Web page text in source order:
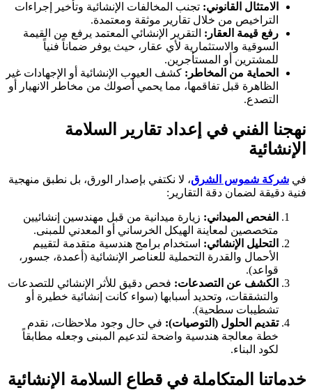
الامتثال القانوني: تجنب المخالفات الإنشائية وتأخير إجراءات
التراخيص من خلال تقارير موثقة ومعتمدة.
رفع قيمة العقار: التقرير الإنشائي المعتمد يرفع من القيمة
السوقية والاستثمارية لأي عقار، حيث يوفر ضماناً فنياً
للمشترين أو المستأجرين.
الحماية من المخاطر: كشف العيوب الإنشائية أو الإجهادات غير
الظاهرة قبل تفاقمها، مما يحمي أصولك من مخاطر الانهيار أو
التصدع.
نهجنا الفني في إعداد تقارير السلامة
الإنشائية
في شركة شموس الشرق، لا نكتفي بإصدار الورق، بل نطبق منهجية
فنية دقيقة لضمان دقة التقارير:
الفحص الميداني: زيارة ميدانية من قبل مهندسين إنشائيين
متخصصين لمعاينة الهيكل الخرساني أو المعدني للمبنى.
التحليل الإنشائي: استخدام برامج هندسية متقدمة لتقييم
الأحمال والقدرة التحملية للعناصر الإنشائية (أعمدة، جسور،
قواعد).
الكشف عن التصدعات: فحص دقيق للأثر الإنشائي للتصدعات
والتشققات، وتحديد أسبابها (سواء كانت إنشائية خطيرة أو
تشطيبات سطحية).
تقديم الحلول (التوصيات): في حال وجود ملاحظات، نقدم
خطة معالجة هندسية واضحة لتدعيم المبنى وجعله مطابقاً
لكود البناء.
خدماتنا المتكاملة في قطاع السلامة الإنشائية